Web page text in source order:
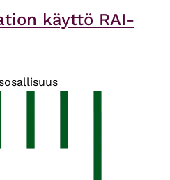
käyttö RAI-